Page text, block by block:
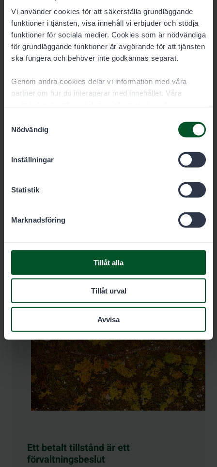
Vi använder cookies för att säkerställa grundläggande
funktioner i tjänsten, visa innehåll vi erbjuder och stödja
funktioner för sociala medier. Cookies som är nödvändiga
för grundläggande funktioner är avgörande för att tjänsten
ska fungera och behöver inte godkännas separat.
Genom andra cookies delar vi information med våra
partner om hur du interagerar med innehållet. Våra
in när du har använt deras tjänster. Du kan välja vilka
Nödvändig
Inställningar
Statistik
Marknadsföring
Tillåt alla
Tillåt urval
Avvisa
Fiskevårdsavgiften är en obligatorisk avgift för
som fiskar med redskap måste betala.
Undantaget är fiskare som har fyllt minst 65 år
Ett betalt tillstånd är ett
förvaltningsbeslut